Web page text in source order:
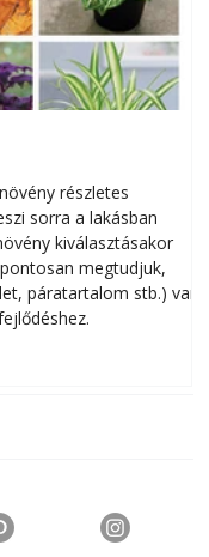
részletes
sorra a lakásban
kiválasztásakor
megtudjuk,
páratartalom stb.) van